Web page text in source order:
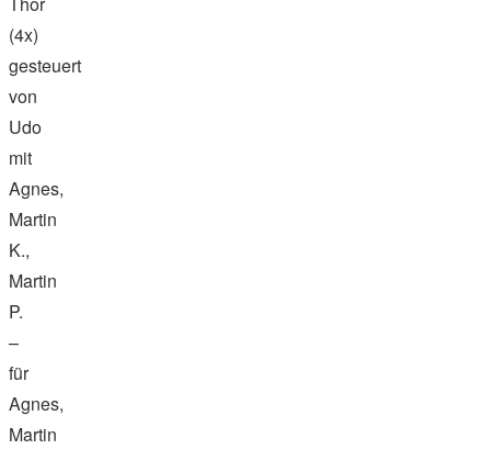
(4x)
gesteuert
von
Udo
mit
Agnes,
Martin
K.,
Martin
P.
–
für
Agnes,
Martin